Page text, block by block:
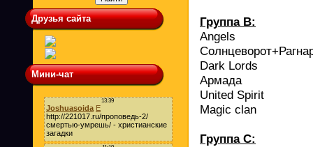
Друзья сайта
Мини-чат
Группа B:
Angels
Солнцеворот+
Dark Lords
Армада
United Spirit
Magic clan
Группа С: